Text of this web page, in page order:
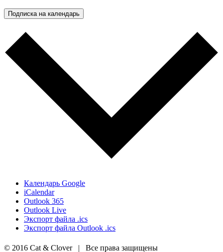
Подписка на календарь
Календарь Google
iCalendar
Outlook 365
Outlook Live
Экспорт файла .ics
Экспорт файла Outlook .ics
© 2016 Cat & Clover | Все права защищены